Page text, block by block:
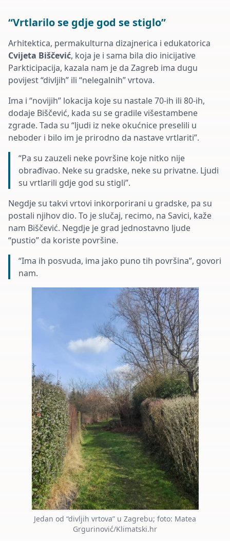
“Vrtlarilo se gdje god se stiglo”
Arhitektica, permakulturna dizajnerica i edukatorica
Cvijeta Biščević, koja je i sama bila dio inicijative
Parkticipacija, kazala nam je da Zagreb ima dugu
povijest “divljih” ili “nelegalnih” vrtova.
Ima i “novijih” lokacija koje su nastale 70-ih ili 80-ih,
dodaje Biščević, kada su se gradile višestambene
zgrade. Tada su “ljudi iz neke okućnice preselili u
neboder i bilo im je prirodno da nastave vrtlariti”.
“Pa su zauzeli neke površine koje nitko nije
obrađivao. Neke su gradske, neke su privatne. Ljudi
su vrtlarili gdje god su stigli”.
Negdje su takvi vrtovi inkorporirani u gradske, pa su
postali njihov dio. To je slučaj, recimo, na Savici, kaže
nam Biščević. Negdje je grad jednostavno ljude
“pustio” da koriste površine.
“Ima ih posvuda, ima jako puno tih površina”, govori
nam.
Jedan od “divljih vrtova” u Zagrebu; foto: Matea
Grgurinović/Klimatski.hr